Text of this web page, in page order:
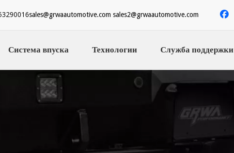
sales@grwaautomotive.com sales2@grwaautomotive.com
Система впуска Технологии Служба поддержки